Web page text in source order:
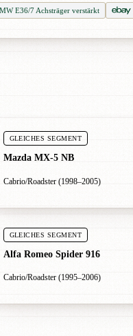
E36/7 Achsträger verstärkt
GLEICHES SEGMENT
Mazda MX-5 NB
Cabrio/Roadster (1998–2005)
GLEICHES SEGMENT
Alfa Romeo Spider 916
Cabrio/Roadster (1995–2006)